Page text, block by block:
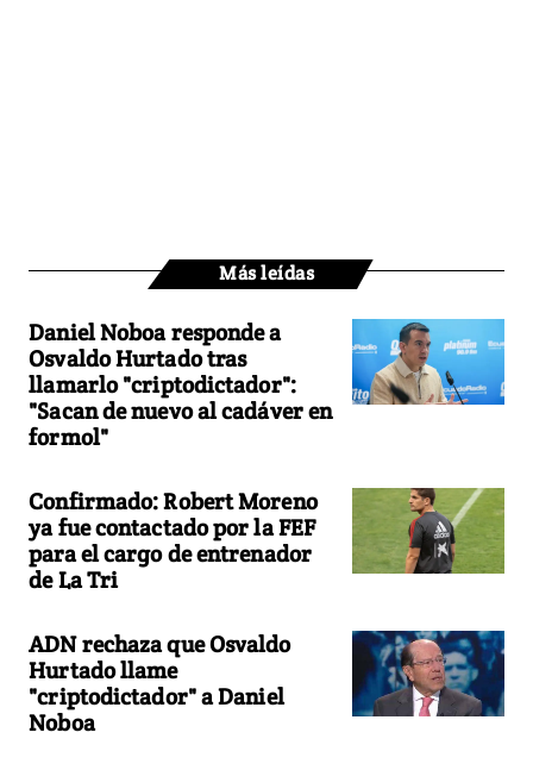
Más leídas
Daniel Noboa responde a
Osvaldo Hurtado tras
llamarlo "criptodictador":
"Sacan de nuevo al cadáver en
formol"
Confirmado: Robert Moreno
ya fue contactado por la FEF
para el cargo de entrenador
de La Tri
ADN rechaza que Osvaldo
Hurtado llame
"criptodictador" a Daniel
Noboa